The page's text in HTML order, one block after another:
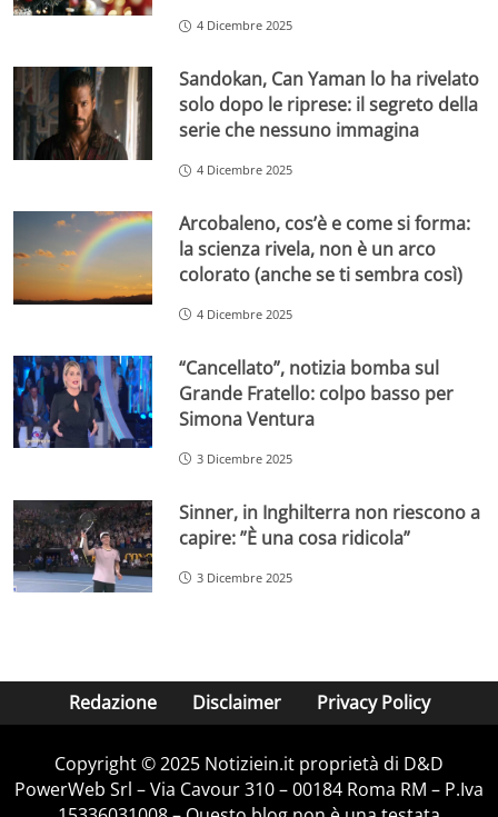
4 Dicembre 2025
Sandokan, Can Yaman lo ha rivelato
solo dopo le riprese: il segreto della
serie che nessuno immagina
4 Dicembre 2025
Arcobaleno, cos’è e come si forma:
la scienza rivela, non è un arco
colorato (anche se ti sembra così)
4 Dicembre 2025
“Cancellato”, notizia bomba sul
Grande Fratello: colpo basso per
Simona Ventura
3 Dicembre 2025
Sinner, in Inghilterra non riescono a
capire: ”È una cosa ridicola”
3 Dicembre 2025
Redazione Disclaimer Privacy Policy
Copyright © 2025 Notiziein.it proprietà di D&D
PowerWeb Srl – Via Cavour 310 – 00184 Roma RM – P.Iva